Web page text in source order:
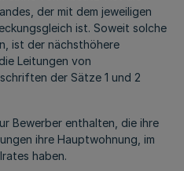
der mit dem jeweiligen
ist. Soweit solche
ist der nächsthöhere
Leitungen von
der Sätze 1 und 2
Bewerber enthalten, die ihre
ihre Hauptwohnung, im
haben.